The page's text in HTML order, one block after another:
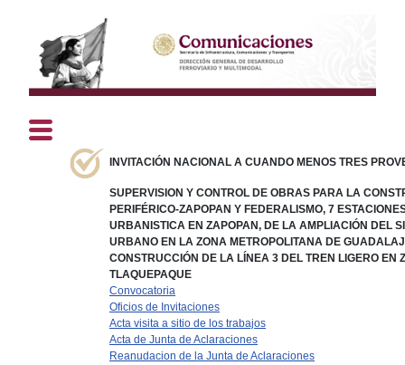
INVITACIÓN NACIONAL A CUANDO MENOS TRES
SUPERVISION Y CONTROL DE OBRAS PARA LA
PERIFÉRICO-ZAPOPAN Y FEDERALISMO, 7
URBANISTICA EN ZAPOPAN, DE LA AMPLIACIÓN DEL
URBANO EN LA ZONA METROPOLITANA DE
CONSTRUCCIÓN DE LA LÍNEA 3 DEL TREN LIGERO
TLAQUEPAQUE
Convocatoria
Oficios de Invitaciones
Acta visita a sitio de los trabajos
Acta de Junta de Aclaraciones
Reanudacion de la Junta de Aclaraciones